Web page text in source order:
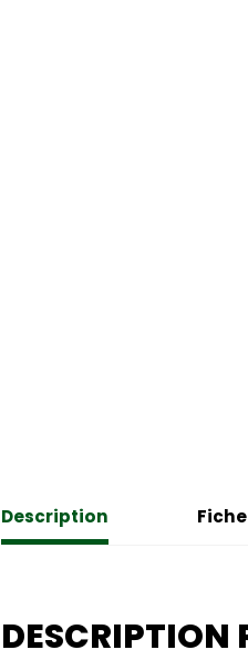
Description
DESCRIPTION